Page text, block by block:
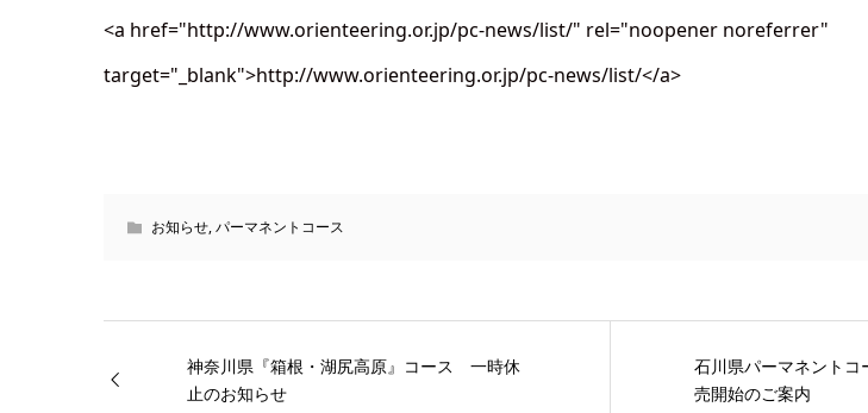
<a href="http://www.orienteering.or.jp/pc-news/list/" rel="noopener noreferrer"
target="_blank">http://www.orienteering.or.jp/pc-news/list/</a>
お知らせ,パーマネントコース
神奈川県『箱根・湖尻高原』コース 一時休
止のお知らせ
石川県パーマネントコ
売開始のご案内